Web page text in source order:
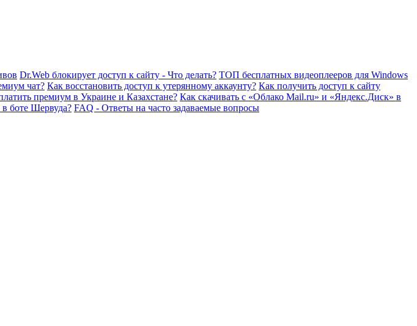
Dr.Web блокирует доступ к сайту - Что делать? ТОП бесплатных видеоплееров для Windows
чат? Как восстановить доступ к утерянному аккаунту? Как получить доступ к сайту
премиум в Украине и Казахстане? Как скачивать с «Облако Mail.ru» и «Яндекс.Диск» в
боте Шервуда? FAQ - Ответы на часто задаваемые вопросы